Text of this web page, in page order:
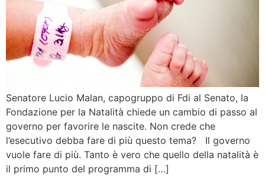
Senatore Lucio Malan, capogruppo di Fdi al Senato, la
Fondazione per la Natalità chiede un cambio di passo al
governo per favorire le nascite. Non crede che
l’esecutivo debba fare di più questo tema? Il governo
vuole fare di più. Tanto è vero che quello della natalità è
il primo punto del programma di […]